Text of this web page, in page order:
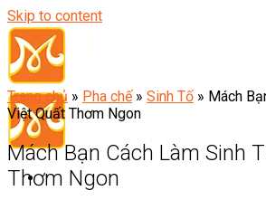
ĐĂNG KÝ ĐỂ
TIN TƯ
Tư vấn theo khung giờ
Skip to content
Trang chủ » Pha chế » Sinh Tố » Mách
Việt Quất Thơm Ngon
Mách Bạn Cách Làm Sinh
Thơm Ngon